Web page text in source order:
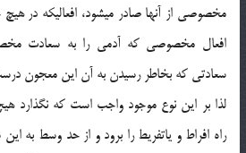
مخصوصي از آنها صادر ميشود، افعاليكه در
افعال مخصوصي كه آدمي را به سعادت
سعادتي كه بخاطر رسيدن به آن اين معجون
لذا بر اين نوع موجود واجب است كه نگذارد
راه افراط و ياتفريط را برود و از حد وسط به